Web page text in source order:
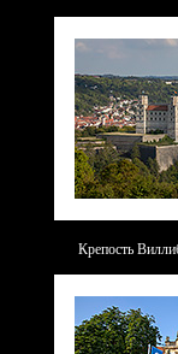
Крепость